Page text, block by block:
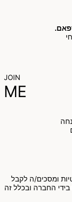
JOIN
ME
ומסכים/ה לקבל
בידי החברה ובכלל זה